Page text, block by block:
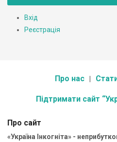
Вхід
Реєстрація
Про нас
Підтримати сайт
Про сайт
«Україна Інкогніта» -